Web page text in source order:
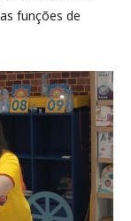
funções de